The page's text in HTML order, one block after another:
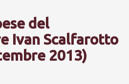
del
Ivan Scalfarotto
2013)